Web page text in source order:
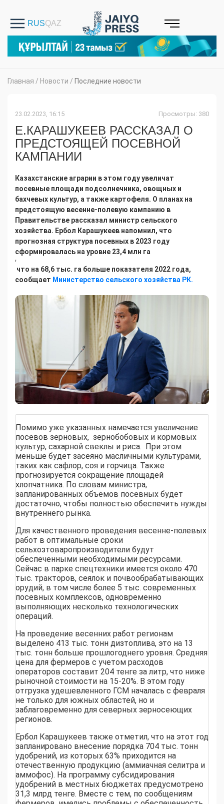
Главная / Новости / Последние новости
23.02.2023, 16:15 Просмотры: 380
Е.КАРАШУКЕЕВ РАССКАЗАЛ О
ПРЕДСТОЯЩЕЙ ПОСЕВНОЙ
КАМПАНИИ
Казахстанские аграрии в этом году увеличат
посевные площади подсолнечника, овощных и
бахчевых культур, а также картофеля. О планах на
предстоящую весенне-полевую кампанию в
Правительстве рассказал министр сельского
хозяйства. Ербол Карашукеев напомнил, что
прогнозная структура посевных в 2023 году
сформировалась на уровне 23,4 млн га
,
что на 68,6 тыс. га больше показателя 2022 года,
сообщает Министерство сельского хозяйства РК.
Помимо уже указанных намечается увеличение
посевов зерновых, зернобобовых и кормовых
культур, сахарной свеклы и риса. При этом
меньше будет засеяно масличными культурами,
таких как сафлор, соя и горчица. Также
прогнозируется сокращение площадей
хлопчатника. По словам министра,
запланированных объемов посевных будет
достаточно, чтобы полностью обеспечить нужды
внутреннего рынка.
Для качественного проведения весенне-полевых
работ в оптимальные сроки
сельхозтоваропроизводители будут
обеспеченными необходимыми ресурсами.
Сейчас в парке спецтехники имеется около 470
тыс. тракторов, сеялок и почвообрабатывающих
орудий, в том числе более 5 тыс. современных
посевных комплексов, одновременно
выполняющих несколько технологических
операций.
На проведение весенних работ регионам
выделено 413 тыс. тонн дизтоплива, это на 13
тыс. тонн больше прошлогоднего уровня. Средняя
цена для фермеров с учетом расходов
операторов составит 204 тенге за литр, что ниже
рыночной стоимости на 15-20%. В этом году
отгрузка удешевленного ГСМ началась с февраля
не только для южных областей, но и
заблаговременно для северных зерносеющих
регионов.
Ербол Карашукеев также отметил, что на этот год
запланировано внесение порядка 704 тыс. тонн
удобрений, из которых 63% приходится на
отечественную продукцию (аммиачная селитра и
аммофос). На программу субсидирования
удобрений в местных бюджетах предусмотрено
31,3 млрд тенге. Вмеcте с тем, по сообщениям